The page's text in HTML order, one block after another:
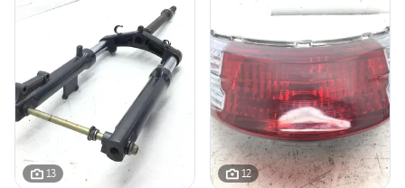
13 12